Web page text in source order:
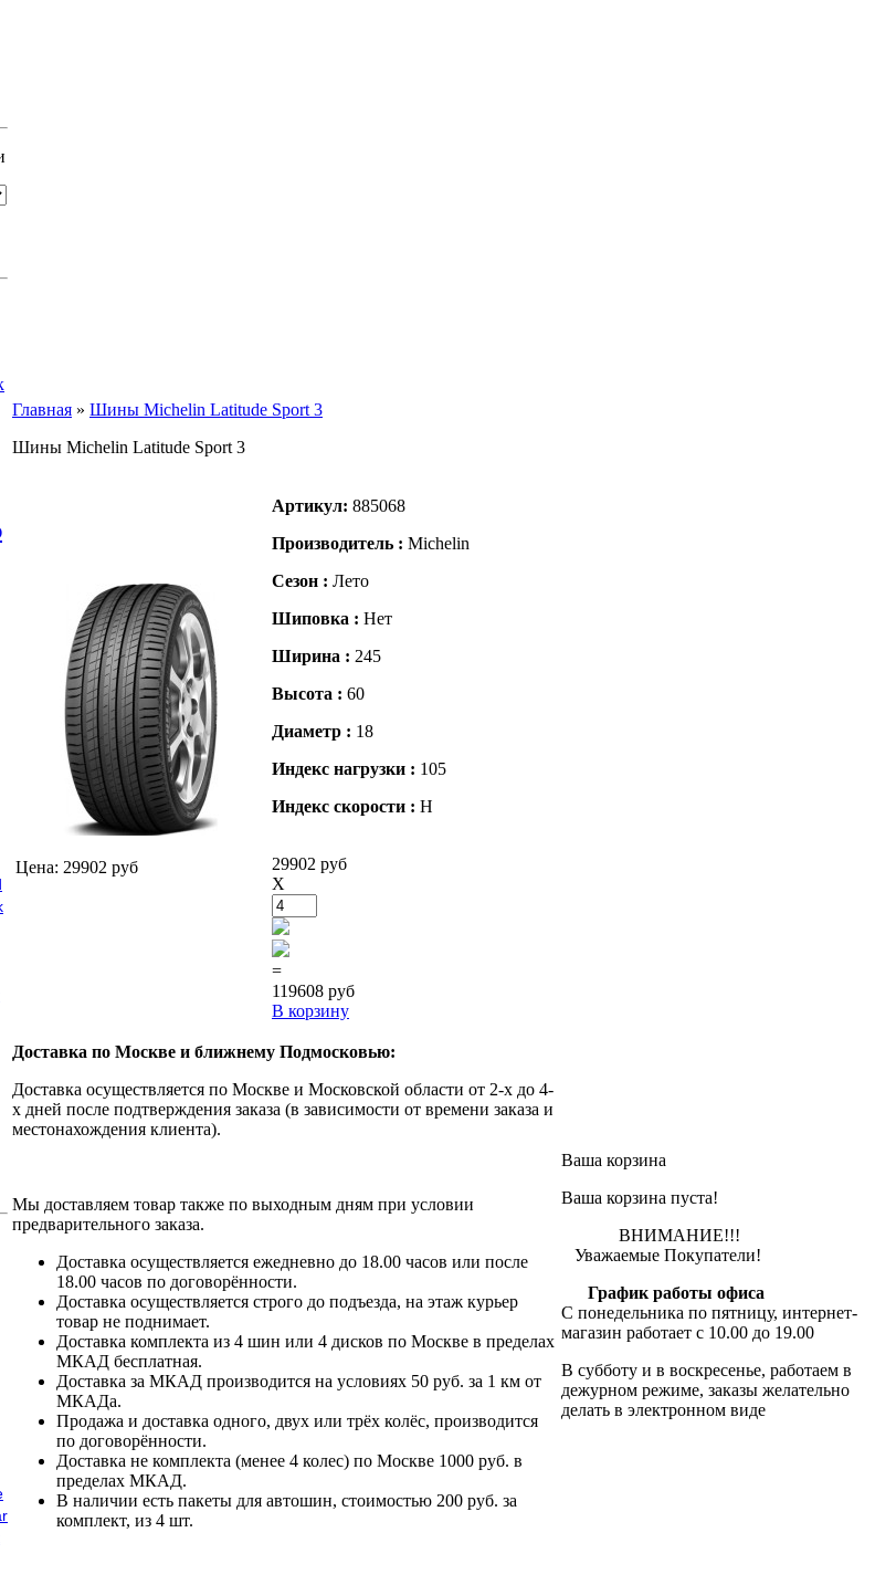
Главная » Шины Michelin Latitude Sport 3
Шины Michelin Latitude Sport 3
Цена: 29902 руб
Артикул: 885068
Производитель : Michelin
Сезон : Лето
Шиповка : Нет
Ширина : 245
Высота : 60
Диаметр : 18
Индекс нагрузки : 105
Индекс скорости : H
29902 руб
X
=
119608 руб
В корзину
Доставка по Москве и ближнему Подмосковью:
Доставка осуществляется по Москве и Московской области от 2-х до 4-
х дней после подтверждения заказа (в зависимости от времени заказа и
местонахождения клиента).
Мы доставляем товар также по выходным дням при условии
предварительного заказа.
Доставка осуществляется ежедневно до 18.00 часов или после
18.00 часов по договорённости.
Доставка осуществляется строго до подъезда, на этаж курьер
товар не поднимает.
Доставка комплекта из 4 шин или 4 дисков по Москве в пределах
МКАД бесплатная.
Доставка за МКАД производится на условиях 50 руб. за 1 км от
МКАДа.
Продажа и доставка одного, двух или трёх колёс, производится
по договорённости.
Доставка не комплекта (менее 4 колес) по Москве 1000 руб. в
пределах МКАД.
В наличии есть пакеты для автошин, стоимостью 200 руб. за
комплект, из 4 шт.
Ваша корзина
Ваша корзина пуста!
ВНИМАНИЕ!!!
Уважаемые Покупатели!
График работы офиса
С понедельника по пятницу, интернет-
магазин работает с 10.00 до 19.00
В субботу и в воскресенье, работаем в
дежурном режиме, заказы желательно
делать в электронном виде